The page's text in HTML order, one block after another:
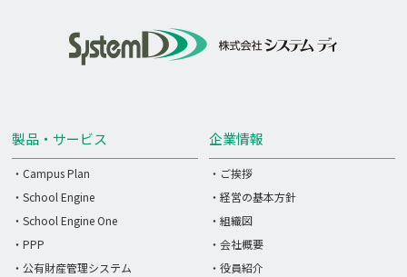
製品・サービス
・Campus Plan
・School Engine
・School Engine One
・PPP
・公有財産管理システム
企業情報
・ご挨拶
・経営の基本方針
・組織図
・会社概要
・役員紹介